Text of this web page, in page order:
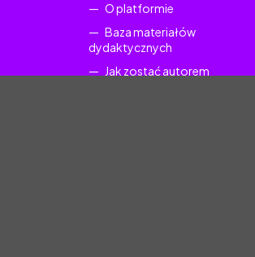
O platformie
Baza materiałów
dydaktycznych
Jak zostać autorem